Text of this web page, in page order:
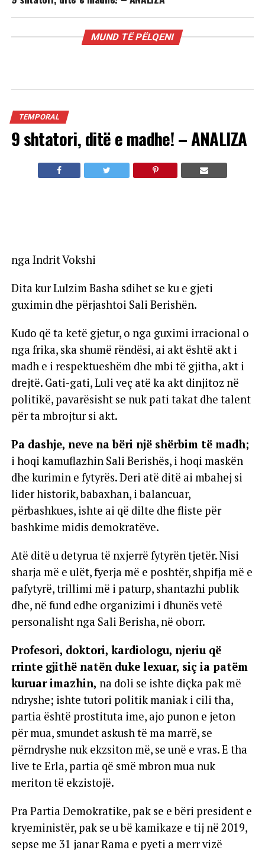
MUND TË PËLQENI
TEMPORAL
9 shtatori, ditë e madhe! – ANALIZA
Dita kur Lulzim Basha sdihet se ku e gjeti
Kudo që ta ketë gjetur, o nga guximi irracional o
nga frika, ska shumë rëndësi, ai akt është akt i
madh e i respektueshëm dhe mbi të gjitha, akt i
drejtë. Gati-gati, Luli veç atë ka akt dinjitoz në
politikë, pavarësisht se nuk pati takat dhe talent
Pa dashje, neve na bëri një shërbim të madh;
i hoqi kamuflazhin Sali Berishës, i hoqi maskën
dhe kurimin e fytyrës. Deri atë ditë ai mbahej si
lider historik, babaxhan, i balancuar,
përbashkues, ishte ai që dilte dhe fliste për
Atë ditë u detyrua të nxjerrë fytyrën tjetër. Nisi
sharja më e ulët, fyerja më e poshtër, shpifja më e
pafytyrë, trillimi më i paturp, shantazhi publik
dhe, në fund edhe organizimi i dhunës vetë
Profesori, doktori, kardiologu, njeriu që
rrinte gjithë natën duke lexuar, siç ia patëm
kuruar imazhin,na doli se ishte diçka pak më
ndryshe; ishte tutori politik maniak i cili tha,
partia është prostituta ime, ajo punon e jeton
për mua, smundet askush të ma marrë, se
përndryshe nuk ekzsiton më, se unë e vras. E tha
live te Erla, partia që smë mbron mua nuk
Pra Partia Demokratike, pak se e bëri president e
kryeministër, pak se u bë kamikaze e tij në 2019,